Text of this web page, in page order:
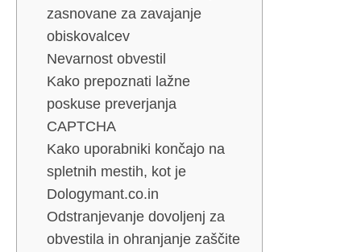
zasnovane za zavajanje
obiskovalcev
Nevarnost obvestil
Kako prepoznati lažne
poskuse preverjanja
CAPTCHA
Kako uporabniki končajo na
spletnih mestih, kot je
Dologymant.co.in
Odstranjevanje dovoljenj za
obvestila in ohranjanje zaščite